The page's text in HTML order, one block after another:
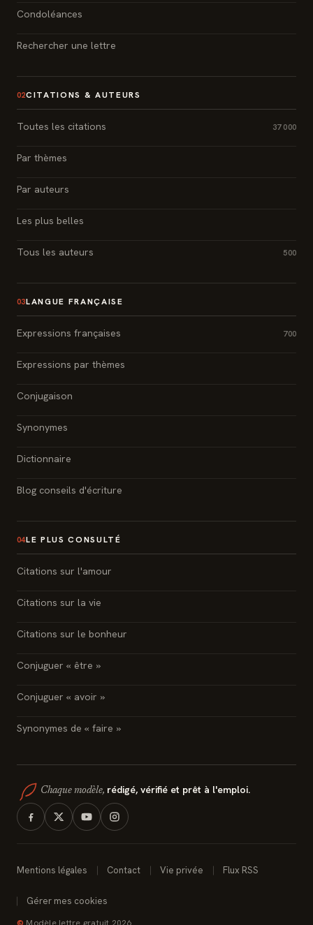
Condoléances
Rechercher une lettre
02CITATIONS & AUTEURS
Toutes les citations 37 000
Par thèmes
Par auteurs
Les plus belles
Tous les auteurs 500
03LANGUE FRANÇAISE
Expressions françaises 700
Expressions par thèmes
Conjugaison
Synonymes
Dictionnaire
Blog conseils d'écriture
04LE PLUS CONSULTÉ
Citations sur l'amour
Citations sur la vie
Citations sur le bonheur
Conjuguer « être »
Conjuguer « avoir »
Synonymes de « faire »
Chaque modèle, rédigé, vérifié et prêt à l'emploi.
Mentions légales Contact Vie privée Flux RSS
Gérer mes cookies